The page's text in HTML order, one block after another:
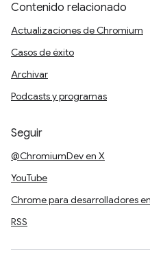
Contenido relacionado
Actualizaciones de Chromium
Casos de éxito
Archivar
Podcasts y programas
Seguir
@ChromiumDev en X
YouTube
Chrome para desarrolladores
RSS